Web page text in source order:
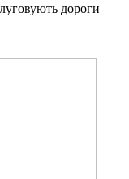
дороги